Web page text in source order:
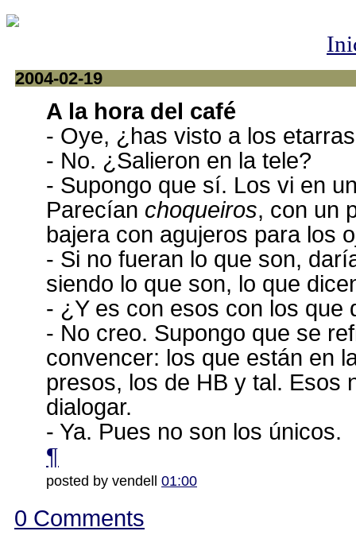
2004-02-19
A la hora del café
- Oye, ¿has visto a los
- No. ¿Salieron en la tele?
- Supongo que sí. Los vi en
Parecían choqueiros, con un
bajera con agujeros para los
- Si no fueran lo que son,
siendo lo que son, lo que
- ¿Y es con esos con los que
- No creo. Supongo que se
convencer: los que están en
presos, los de HB y tal. Esos
dialogar.
- Ya. Pues no son los únicos.
¶
posted by vendell 01:00
0 Comments